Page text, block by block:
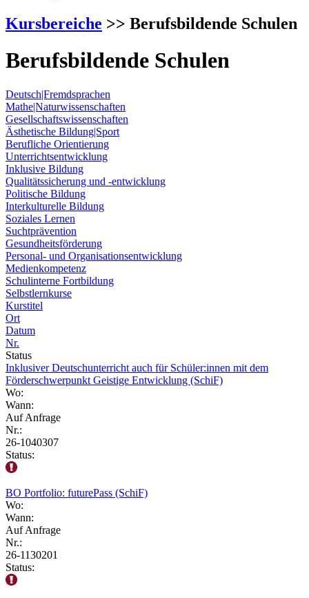
Kursbereiche >> Berufsbildende Schulen
Berufsbildende Schulen
Deutsch|Fremdsprachen
Mathe|Naturwissenschaften
Gesellschaftswissenschaften
Ästhetische Bildung|Sport
Berufliche Orientierung
Unterrichtsentwicklung
Inklusive Bildung
Qualitätssicherung und -entwicklung
Politische Bildung
Interkulturelle Bildung
Soziales Lernen
Suchtprävention
Gesundheitsförderung
Personal- und Organisationsentwicklung
Medienkompetenz
Schulinterne Fortbildung
Selbstlernkurse
Kurstitel
Ort
Datum
Nr.
Status
Inklusiver Deutschunterricht auch für Schüler:innen mit dem
Förderschwerpunkt Geistige Entwicklung (SchiF)
Wo:
Wann:
Auf Anfrage
Nr.:
26-1040307
Status:
BO Portfolio: futurePass (SchiF)
Wo:
Wann:
Auf Anfrage
Nr.:
26-1130201
Status: